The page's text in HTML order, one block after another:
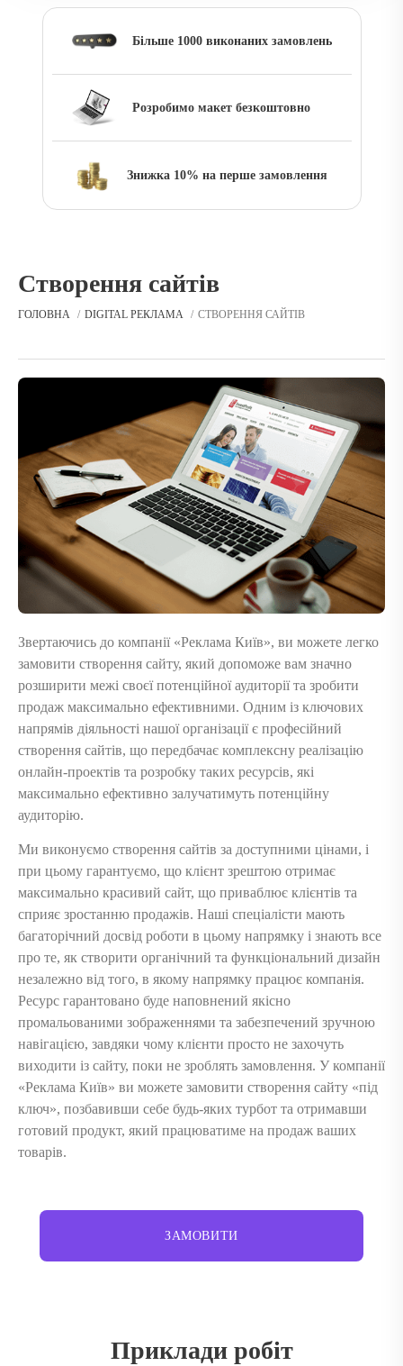
Більше 1000 виконаних замовлень
Розробимо макет безкоштовно
Знижка 10% на перше замовлення
Створення сайтів
ГОЛОВНА DIGITAL РЕКЛАМА СТВОРЕННЯ САЙТІВ
Звертаючись до компанії «Реклама Київ», ви можете легко
замовити створення сайту, який допоможе вам значно
розширити межі своєї потенційної аудиторії та зробити
продаж максимально ефективними. Одним із ключових
напрямів діяльності нашої організації є професійний
створення сайтів, що передбачає комплексну реалізацію
онлайн-проектів та розробку таких ресурсів, які
максимально ефективно залучатимуть потенційну
аудиторію.
Ми виконуємо створення сайтів за доступними цінами, і
при цьому гарантуємо, що клієнт зрештою отримає
максимально красивий сайт, що приваблює клієнтів та
сприяє зростанню продажів. Наші спеціалісти мають
багаторічний досвід роботи в цьому напрямку і знають все
про те, як створити органічний та функціональний дизайн
незалежно від того, в якому напрямку працює компанія.
Ресурс гарантовано буде наповнений якісно
промальованими зображеннями та забезпечений зручною
навігацією, завдяки чому клієнти просто не захочуть
виходити із сайту, поки не зроблять замовлення. У компанії
«Реклама Київ» ви можете замовити створення сайту «під
ключ», позбавивши себе будь-яких турбот та отримавши
готовий продукт, який працюватиме на продаж ваших
товарів.
ЗАМОВИТИ
Приклади робіт